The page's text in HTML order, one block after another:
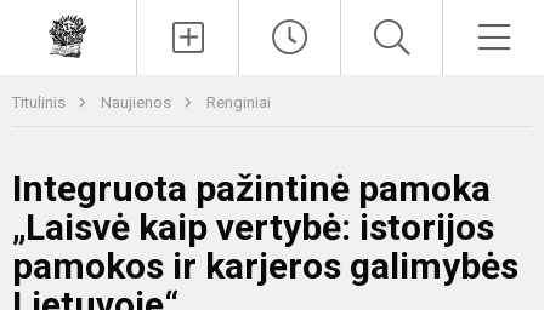
Titulinis Naujienos Renginiai
Integruota pažintinė pamoka
„Laisvė kaip vertybė: istorijos
pamokos ir karjeros galimybės